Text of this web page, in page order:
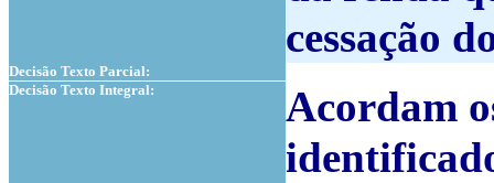
cessação
Decisão Texto Parcial:
Decisão Texto Integral:
Acordam